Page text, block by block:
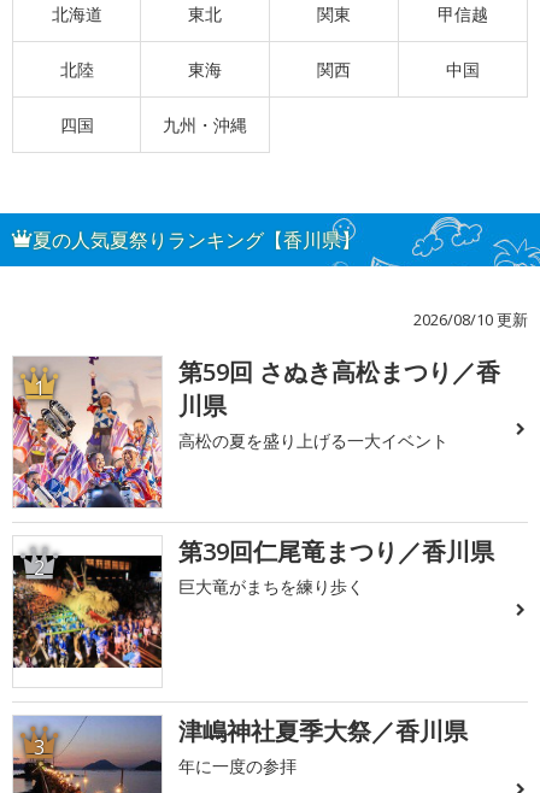
北海道 東北 関東 甲信越
北陸 東海 関西 中国
四国 九州・沖縄
夏の人気夏祭りランキング【香川県】
2026/08/10 更新
1
第59回 さぬき高松まつり／香
川県
高松の夏を盛り上げる一大イベント
2 第39回仁尾竜まつり／香川県
巨大竜がまちを練り歩く
3 津嶋神社夏季大祭／香川県
年に一度の参拝